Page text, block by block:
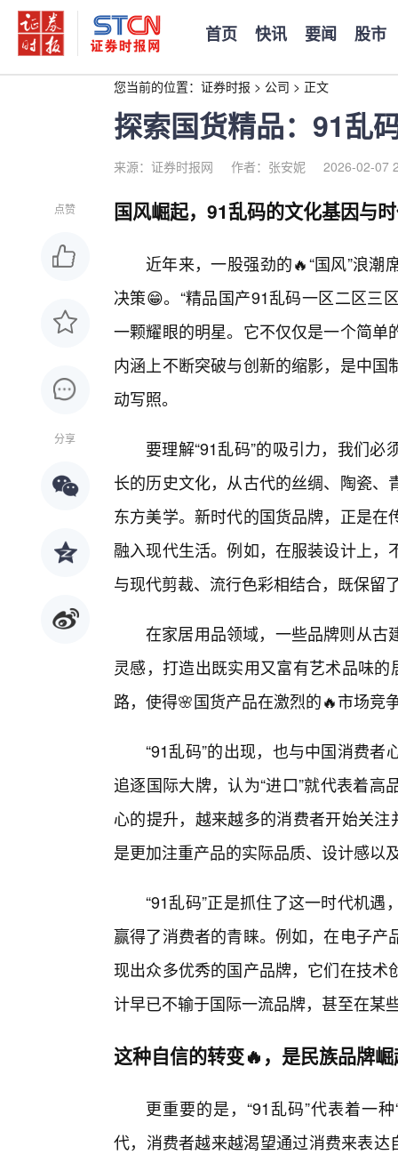
首页 快讯 要闻 股市
您当前的位置： 证券时报 > 公司 > 正文
探索国货精品：91乱
来源：证券时报网 作者：张安妮 2026-02-07
点赞
分享
国风崛起，91乱码的文化基因与
近年来，一股强劲的🔥“国风”浪
决策😁。“精品国产91乱码一区二区三
一颗耀眼的明星。它不仅仅是一个简
内涵上不断突破与创新的缩影，是中
动写照。
要理解“91乱码”的吸引力，我们
长的历史文化，从古代的丝绸、陶瓷
东方美学。新时代的国货品牌，正是
融入现代生活。例如，在服装设计上
与现代剪裁、流行色彩相结合，既保留
在家居用品领域，一些品牌则从古
灵感，打造出既实用又富有艺术品味
路，使得🌸国货产品在激烈的🔥市场竞
“91乱码”的出现，也与中国消费
追逐国际大牌，认为“进口”就代表着
心的提升，越来越多的消费者开始关
是更加注重产品的实际品质、设计感以
“91乱码”正是抓住了这一时代机
赢得了消费者的青睐。例如，在电子
现出众多优秀的国产品牌，它们在技
计早已不输于国际一流品牌，甚至在某
这种自信的转变🔥，是民族品牌
更重要的是，“91乱码”代表着一
代，消费者越来越渴望通过消费来表达